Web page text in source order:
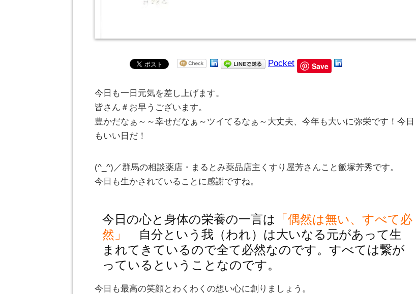
Pocket Save
今日も一日元気を差し上げます。
皆さん＃お早うございます。
豊かだなぁ～～幸せだなぁ～ツイてるなぁ～大丈夫、今年も大いに弥栄です！今日
もいい日だ！
(^_^)／群馬の相談薬店・まるとみ薬品店主くすり屋芳さんこと飯塚芳秀です。
今日も生かされていることに感謝ですね。
今日の心と身体の栄養の一言は
「偶然は無い、すべて必
然」
自分という我（われ）は大いなる元があって生
まれてきているので全て必然なのです。すべては繋が
っているということなのです。
今日も最高の笑顔とわくわくの想い心に創りましょう。